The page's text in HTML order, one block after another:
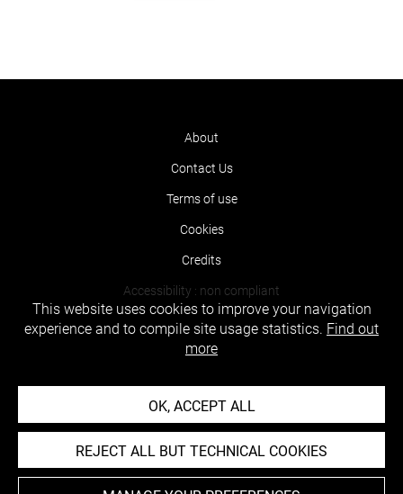
About
Contact Us
Terms of use
Cookies
Credits
Accessibility : non compliant
This website uses cookies to improve your navigation
experience and to compile site usage statistics. Find out
more
OK, ACCEPT ALL
REJECT ALL BUT TECHNICAL COOKIES